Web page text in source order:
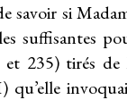
savoir si
suffisantes
235) tirés de
qu’elle